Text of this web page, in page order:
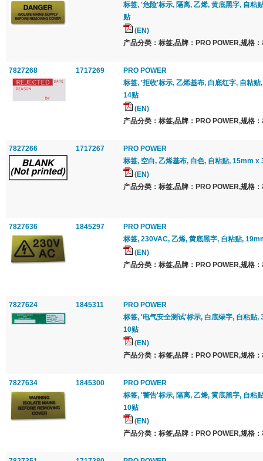
标签, '危险'标示, 隔离, 乙烯, 黄底黑字, 自粘
贴
(EN)
产品分类：标签,品牌：PRO POWER,规格
7827268 1717269
PRO POWER
标签, '拒收'标示, 乙烯基布, 白底红字, 自粘
14贴
(EN)
产品分类：标签,品牌：PRO POWER,规格
7827266 1717267
PRO POWER
标签, 空白, 乙烯基布, 白色, 自粘贴, 15mm x
(EN)
产品分类：标签,品牌：PRO POWER,规格
7827636 1845297
PRO POWER
标签, 230VAC, 乙烯, 黄底黑字, 自粘贴,
(EN)
产品分类：标签,品牌：PRO POWER,规格
7827624 1845311
PRO POWER
标签, '电气安全测试'标示, 白底绿字, 自粘贴
10贴
(EN)
产品分类：标签,品牌：PRO POWER,规格
7827634 1845300
PRO POWER
标签, '警告'标示, 隔离, 乙烯, 黄底黑字, 自粘
10贴
(EN)
产品分类：标签,品牌：PRO POWER,规格